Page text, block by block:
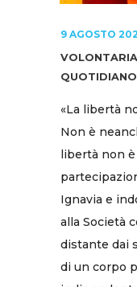
9 AGOSTO
«La libertà
Non è
libertà non
Ignavia e
alla Società
distante dai
di un corpo